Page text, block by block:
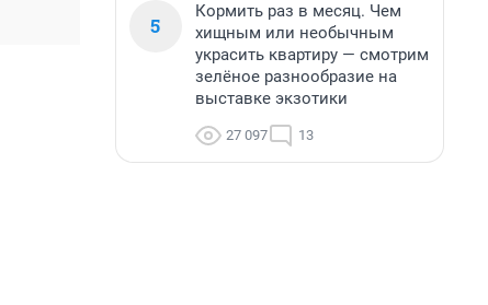
5
Кормить раз в месяц. Чем
хищным или необычным
украсить квартиру — смотрим
зелёное разнообразие на
выставке экзотики
27 097 13